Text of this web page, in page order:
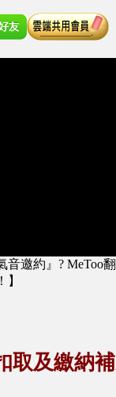
音邀約』? MeToo
取及繳納